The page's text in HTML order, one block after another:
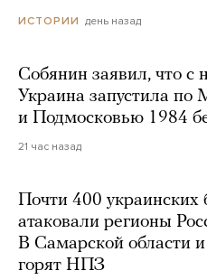
ИСТОРИИ день назад
Собянин заявил, что с
Украина запустила по
и Подмосковью 1984
21 час назад
Почти 400 украинских
атаковали регионы
В Самарской области
горят НПЗ